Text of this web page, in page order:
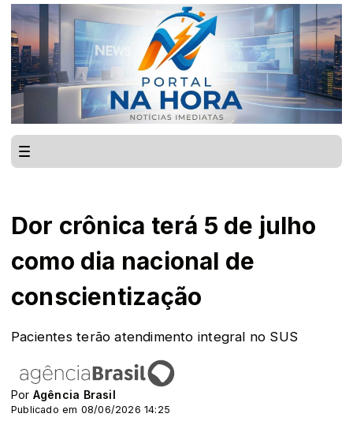
Dor crônica terá 5 de julho
como dia nacional de
conscientização
Pacientes terão atendimento integral no SUS
Por Agência Brasil
Publicado em 08/06/2026 14:25